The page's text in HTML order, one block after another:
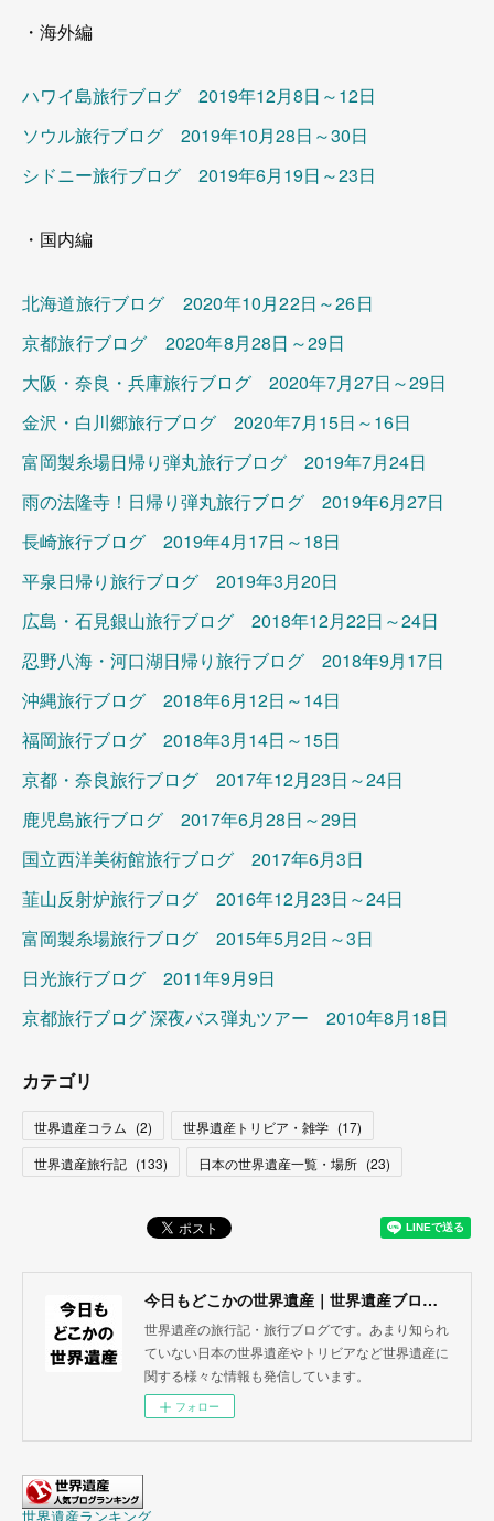
・海外編
ハワイ島旅行ブログ 2019年12月8日～12日
ソウル旅行ブログ 2019年10月28日～30日
シドニー旅行ブログ 2019年6月19日～23日
・国内編
北海道旅行ブログ 2020年10月22日～26日
京都旅行ブログ 2020年8月28日～29日
大阪・奈良・兵庫旅行ブログ 2020年7月27日～29日
金沢・白川郷旅行ブログ 2020年7月15日～16日
富岡製糸場日帰り弾丸旅行ブログ 2019年7月24日
雨の法隆寺！日帰り弾丸旅行ブログ 2019年6月27日
長崎旅行ブログ 2019年4月17日～18日
平泉日帰り旅行ブログ 2019年3月20日
広島・石見銀山旅行ブログ 2018年12月22日～24日
忍野八海・河口湖日帰り旅行ブログ 2018年9月17日
沖縄旅行ブログ 2018年6月12日～14日
福岡旅行ブログ 2018年3月14日～15日
京都・奈良旅行ブログ 2017年12月23日～24日
鹿児島旅行ブログ 2017年6月28日～29日
国立西洋美術館旅行ブログ 2017年6月3日
韮山反射炉旅行ブログ 2016年12月23日～24日
富岡製糸場旅行ブログ 2015年5月2日～3日
日光旅行ブログ 2011年9月9日
京都旅行ブログ 深夜バス弾丸ツアー 2010年8月18日
カテゴリ
世界遺産コラム (2) 世界遺産トリビア・雑学 (17)
世界遺産旅行記 (133) 日本の世界遺産一覧・場所 (23)
今日もどこかの世界遺産｜世界遺産ブログ・旅行記
世界遺産の旅行記・旅行ブログです。あまり知られ
ていない日本の世界遺産やトリビアなど世界遺産に
関する様々な情報も発信しています。
フォロー